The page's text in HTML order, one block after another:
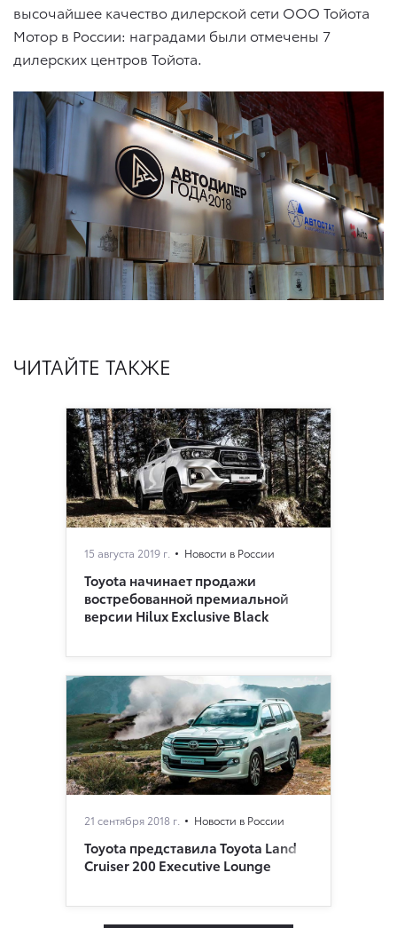
высочайшее качество дилерской сети ООО Тойота
Мотор в России: наградами были отмечены 7
дилерских центров Тойота.
ЧИТАЙТЕ ТАКЖЕ
15 августа 2019 г. Новости в России
Toyota начинает продажи
востребованной премиальной
версии Hilux Exclusive Black
21 сентября 2018 г. Новости в России
Toyota представила Toyota Land
Cruiser 200 Executive Lounge